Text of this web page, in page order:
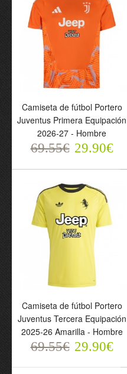
Camiseta de fútbol
Portero Juventus Primera
Equipación 2026-27 -
Hombre
69.55€ 29.90€
Camiseta de fútbol
Portero Juventus Tercera
Equipación 2025-26
Amarilla - Hombre
Camiseta de fútbol Portero
Juventus Primera Equipación
2026-27 - Hombre
69.55€ 29.90€
Camiseta de fútbol Portero
Juventus Tercera Equipación
2025-26 Amarilla - Hombre
69.55€ 29.90€